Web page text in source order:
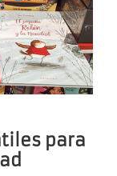
para